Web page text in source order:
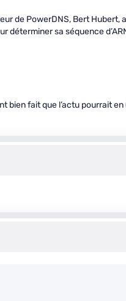
de PowerDNS, Bert
déterminer sa séquence
bien fait que l’actu pourrait